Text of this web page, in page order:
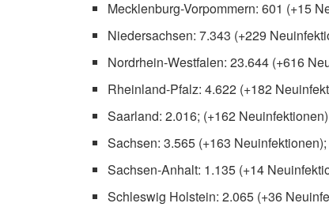
Mecklenburg-Vorpommern: 601 (+15
Niedersachsen: 7.343 (+229
Nordrhein-Westfalen: 23.644 (+616
Rheinland-Pfalz: 4.622 (+182
Saarland: 2.016; (+162
Sachsen: 3.565 (+163
Sachsen-Anhalt: 1.135 (+14
Schleswig Holstein: 2.065 (+36